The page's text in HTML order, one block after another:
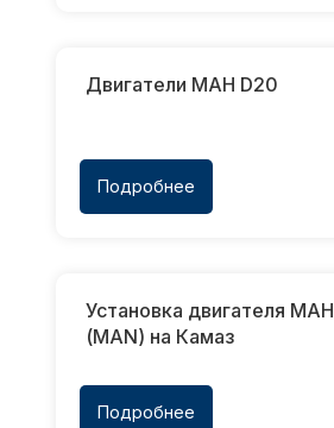
Двигатели МАН D20
Подробнее
Установка двигателя МАН
(MAN) на Камаз
Подробнее